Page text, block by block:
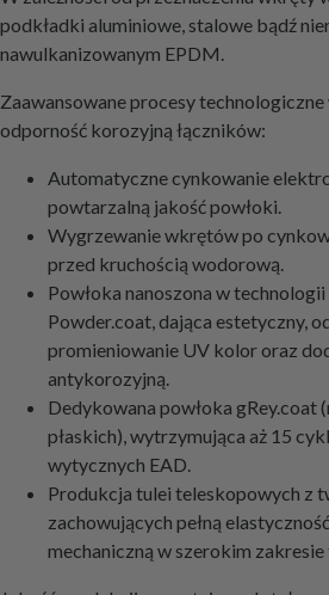
podkładki aluminiowe, stalowe bądź
nawulkanizowanym EPDM.
Zaawansowane procesy technologiczne
odporność korozyjną łączników:
Automatyczne cynkowanie
powtarzalną jakość powłoki.
Wygrzewanie wkrętów po
przed kruchością wodorową.
Powłoka nanoszona w
Powder.coat, dająca estetyczny,
promieniowanie UV kolor oraz
antykorozyjną.
Dedykowana powłoka gRey.coat
płaskich), wytrzymująca aż 15
wytycznych EAD.
Produkcja tulei teleskopowych z
zachowujących pełną
mechaniczną w szerokim